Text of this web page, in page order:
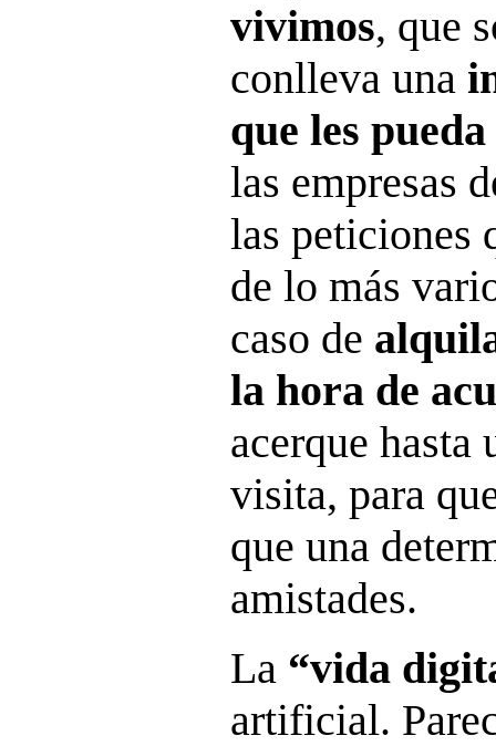
vivimos, que
conlleva una
que les
las empresas
las peticiones
de lo más
caso de
la hora de
acerque hasta
visita, para
que una
amistades.
La “vida
artificial.